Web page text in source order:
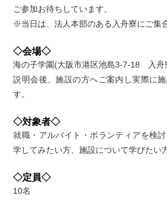
ご参加お待ちしています。
※当日は、法人本部のある入舟寮にご集
◇会場◇
海の子学園(大阪市港区池島3-7-18 入舟
説明会後、施設の方へご案内し実際に
す。
◇対象者◇
就職・アルバイト・ボランティアを検
学してみたい方、施設について学びたい
◇定員◇
10名